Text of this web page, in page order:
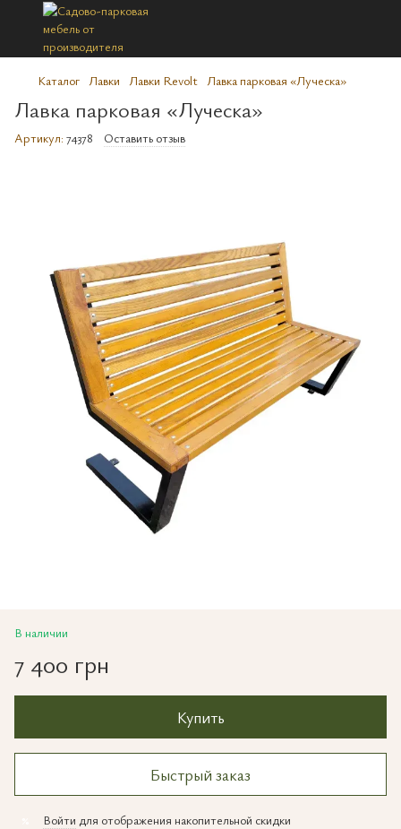
Каталог Лавки Лавки Revolt Лавка парковая «Луческа»
Лавка парковая «Луческа»
Артикул: 74378 Оставить отзыв
В наличии
7 400 грн
Купить
Быстрый заказ
Войти для отображения накопительной скидки